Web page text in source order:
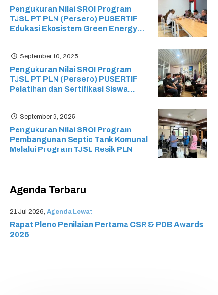
Pengukuran Nilai SROI Program
TJSL PT PLN (Persero) PUSERTIF
Edukasi Ekosistem Green Energy
September 10, 2025
Pengukuran Nilai SROI Program
TJSL PT PLN (Persero) PUSERTIF
Pelatihan dan Sertifikasi Siswa
Media
September 9, 2025
Pengukuran Nilai SROI Program
Pembangunan Septic Tank Komunal
Melalui Program TJSL Resik PLN
Agenda Terbaru
21 Jul 2026, Agenda Lewat
Rapat Pleno Penilaian Pertama CSR & PDB Awards
2026